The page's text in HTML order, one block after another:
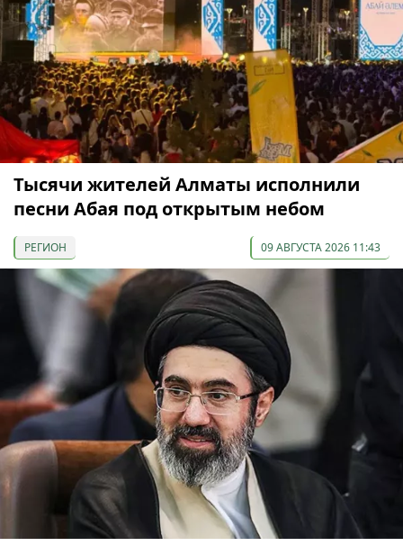
Тысячи жителей Алматы исполнили
песни Абая под открытым небом
РЕГИОН 09 АВГУСТА 2026 11:43